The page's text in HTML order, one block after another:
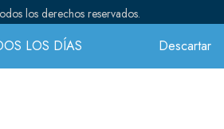
LOS DÍAS Descartar
los derechos reservados.